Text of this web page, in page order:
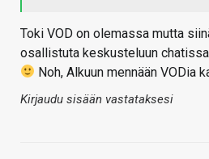
Toki VOD on olemassa mutta
osallistuta keskusteluun
Noh, Alkuun mennään VODia
Kirjaudu sisään vastataksesi